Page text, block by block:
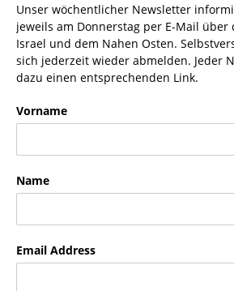
Unser wöchentlicher Newsletter
jeweils am Donnerstag per E-Mail über
Israel und dem Nahen Osten.
sich jederzeit wieder abmelden. Jeder
dazu einen entsprechenden Link.
Vorname
Name
Email Address